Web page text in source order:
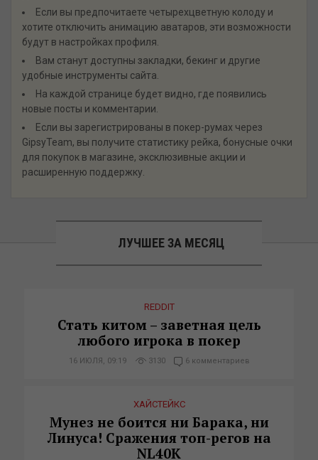
Если вы предпочитаете четырехцветную колоду и
хотите отключить анимацию аватаров, эти возможности
будут в настройках профиля.
Вам станут доступны закладки, бекинг и другие
удобные инструменты сайта.
На каждой странице будет видно, где появились
новые посты и комментарии.
Если вы зарегистрированы в покер-румах через
GipsyTeam, вы получите статистику рейка, бонусные очки
для покупок в магазине, эксклюзивные акции и
расширенную поддержку.
ЛУЧШЕЕ ЗА МЕСЯЦ
REDDIT
Стать китом – заветная цель
любого игрока в покер
16 ИЮЛЯ, 09:19 3130 6 комментариев
ХАЙСТЕЙКС
Мунез не боится ни Барака, ни
Линуса! Сражения топ-регов на
NL40K